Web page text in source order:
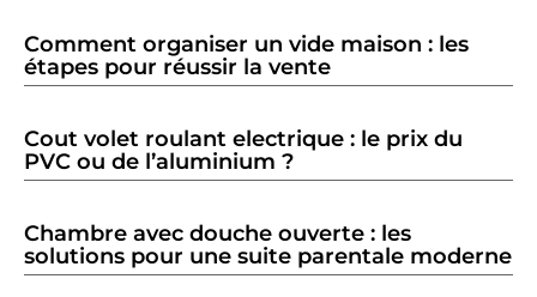
Comment organiser un vide maison : les
étapes pour réussir la vente
Cout volet roulant electrique : le prix du
PVC ou de l’aluminium ?
Chambre avec douche ouverte : les
solutions pour une suite parentale moderne